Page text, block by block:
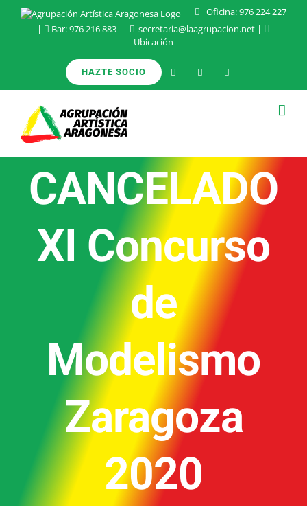
Saltar
Oficina:976 224 227
|
Bar:976 216 883 | secretaria@laagrupacion.net|
Ubicación
HAZTE SOCIO
CANCELADO
XI Concurso
de
Modelismo
Zaragoza
2020